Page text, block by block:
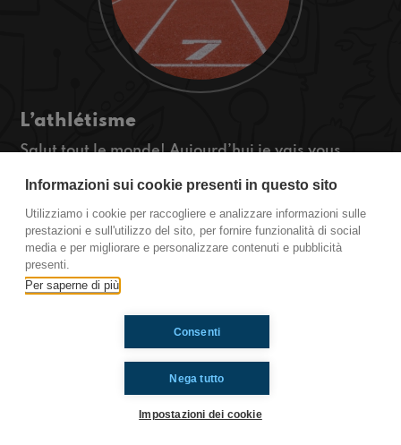
L’athlétisme
Salut tout le monde! Aujourd’hui je vais vous
peu de temps, l'athlétisme! Écoutez pour en
savoir plus!
#ToiAussi www.radioimmaginaria.it
Ti è piaciuto? Condividilo!
Informazioni sui cookie presenti in questo sito
Utilizziamo i cookie per raccogliere e analizzare informazioni sulle
prestazioni e sull'utilizzo del sito, per fornire funzionalità di social
media e per migliorare e personalizzare contenuti e pubblicità
presenti.
Per saperne di più
Nega tutto
Consenti
Impostazioni dei cookie